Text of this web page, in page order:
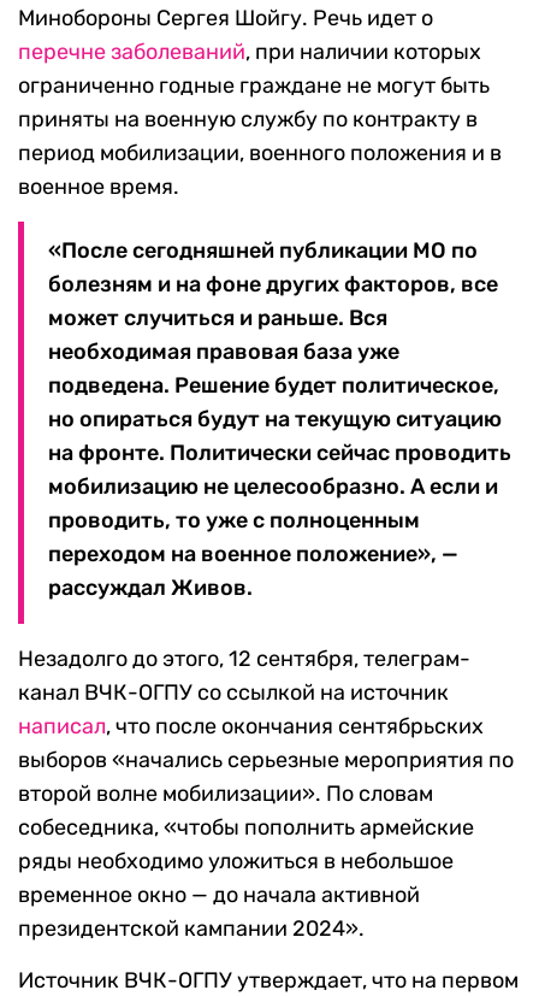
Минобороны Сергея Шойгу. Речь идет о
перечне заболеваний, при наличии которых
ограниченно годные граждане не могут быть
приняты на военную службу по контракту в
период мобилизации, военного положения и в
военное время.
«После сегодняшней публикации МО по
болезням и на фоне других факторов, все
может случиться и раньше. Вся
необходимая правовая база уже
подведена. Решение будет политическое,
но опираться будут на текущую ситуацию
на фронте. Политически сейчас проводить
мобилизацию не целесообразно. А если и
проводить, то уже с полноценным
переходом на военное положение», —
рассуждал Живов.
Незадолго до этого, 12 сентября, телеграм-
канал ВЧК-ОГПУ со ссылкой на источник
написал, что после окончания сентябрьских
выборов «начались серьезные мероприятия по
второй волне мобилизации». По словам
собеседника, «чтобы пополнить армейские
ряды необходимо уложиться в небольшое
временное окно — до начала активной
президентской кампании 2024».
Источник ВЧК-ОГПУ утверждает, что на первом